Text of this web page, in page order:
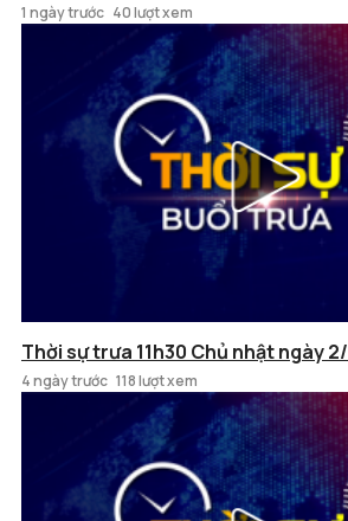
1 ngày trước 40 lượt xem
Thời sự trưa 11h30 Chủ nhật ngày
4 ngày trước 118 lượt xem